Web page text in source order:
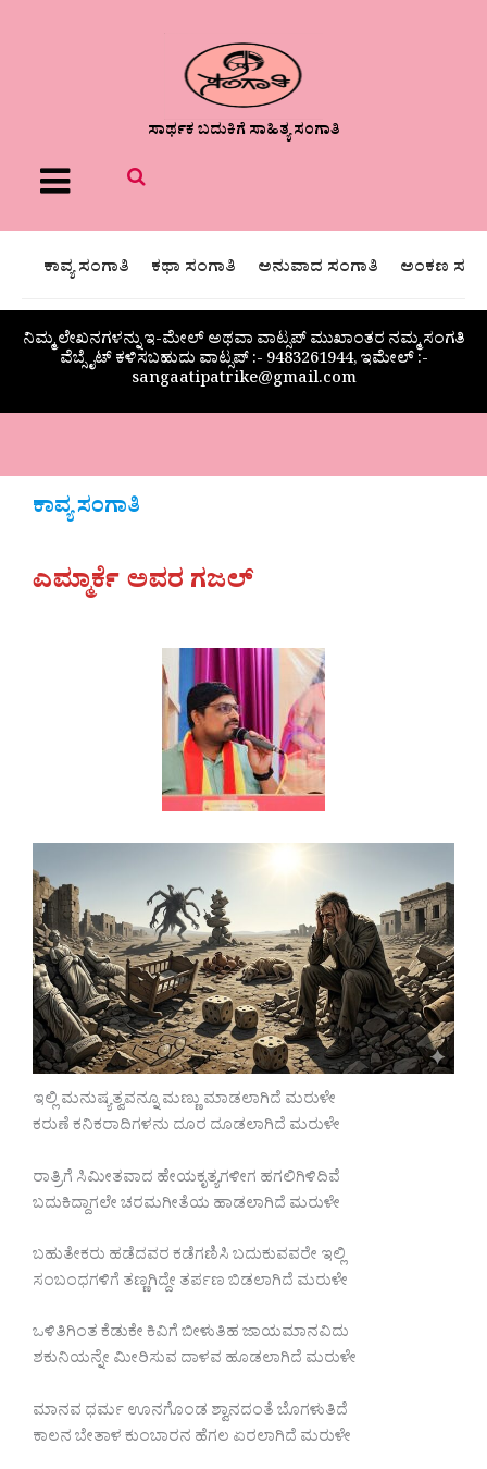
ಸಾರ್ಥಕ ಬದುಕಿಗೆ ಸಾಹಿತ್ಯ ಸಂಗಾತಿ
Menu
ಕಾವ್ಯ ಸಂಗಾತಿ ಕಥಾ ಸಂಗಾತಿ ಅನುವಾದ ಸಂಗಾತಿ ಅಂಕಣ
ನಿಮ್ಮ ಲೇಖನಗಳನ್ನು ಇ-ಮೇಲ್ ಅಥವಾ ವಾಟ್ಸಪ್ ಮುಖಾಂತರ ನಮ್ಮ ಸಂಗತಿ
ವೆಬ್ಸೈಟ್ ಕಳಿಸಬಹುದು ವಾಟ್ಸಪ್‌ :- 9483261944, ಇಮೇಲ್ :-
sangaatipatrike@gmail.com
ಕಾವ್ಯ ಸಂಗಾತಿ
ಎಮ್ಮಾರ್ಕೆ ಅವರ ಗಜಲ್
ಇಲ್ಲಿ ಮನುಷ್ಯತ್ವವನ್ನೂ ಮಣ್ಣು ಮಾಡಲಾಗಿದೆ ಮರುಳೇ
ಕರುಣೆ ಕನಿಕರಾದಿಗಳನು ದೂರ ದೂಡಲಾಗಿದೆ ಮರುಳೇ
ರಾತ್ರಿಗೆ ಸಿಮೀತವಾದ ಹೇಯಕೃತ್ಯಗಳೀಗ ಹಗಲಿಗಿಳಿದಿವೆ
ಬದುಕಿದ್ದಾಗಲೇ ಚರಮಗೀತೆಯ ಹಾಡಲಾಗಿದೆ ಮರುಳೇ
ಬಹುತೇಕರು ಹಡೆದವರ ಕಡೆಗಣಿಸಿ ಬದುಕುವವರೇ ಇಲ್ಲಿ
ಸಂಬಂಧಗಳಿಗೆ ತಣ್ಣಗಿದ್ದೇ ತರ್ಪಣ ಬಿಡಲಾಗಿದೆ ಮರುಳೇ
ಒಳಿತಿಗಿಂತ ಕೆಡುಕೇ ಕಿವಿಗೆ ಬೀಳುತಿಹ ಜಾಯಮಾನವಿದು
ಶಕುನಿಯನ್ನೇ ಮೀರಿಸುವ ದಾಳವ ಹೂಡಲಾಗಿದೆ ಮರುಳೇ
ಮಾನವ ಧರ್ಮ ಊನಗೊಂಡ ಶ್ವಾನದಂತೆ ಬೊಗಳುತಿದೆ
ಕಾಲನ ಬೇತಾಳ ಕುಂಬಾರನ ಹೆಗಲ ಏರಲಾಗಿದೆ ಮರುಳೇ